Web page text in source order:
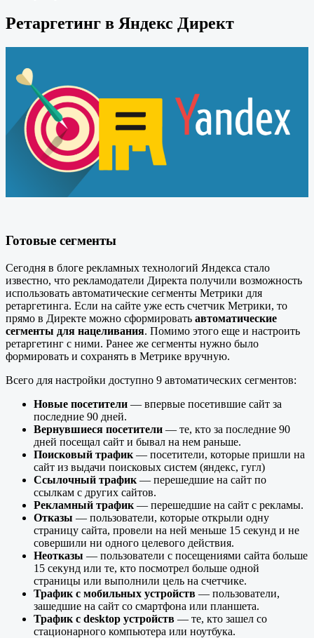
Ретаргетинг в Яндекс Директ
Готовые сегменты
Сегодня в блоге рекламных технологий Яндекса стало
известно, что рекламодатели Директа получили возможность
использовать автоматические сегменты Метрики для
ретаргетинга. Если на сайте уже есть счетчик Метрики, то
прямо в Директе можно сформировать автоматические
сегменты для нацеливания. Помимо этого еще и настроить
ретаргетинг с ними. Ранее же сегменты нужно было
формировать и сохранять в Метрике вручную.
Всего для настройки доступно 9 автоматических сегментов:
Новые посетители — впервые посетившие сайт за
последние 90 дней.
Вернувшиеся посетители — те, кто за последние 90
дней посещал сайт и бывал на нем раньше.
Поисковый трафик — посетители, которые пришли на
сайт из выдачи поисковых систем (яндекс, гугл)
Ссылочный трафик — перешедшие на сайт по
ссылкам с других сайтов.
Рекламный трафик — перешедшие на сайт с рекламы.
Отказы — пользователи, которые открыли одну
страницу сайта, провели на ней меньше 15 секунд и не
совершили ни одного целевого действия.
Неотказы — пользователи с посещениями сайта больше
15 секунд или те, кто посмотрел больше одной
страницы или выполнили цель на счетчике.
Трафик с мобильных устройств — пользователи,
зашедшие на сайт со смартфона или планшета.
Трафик с desktop устройств — те, кто зашел со
стационарного компьютера или ноутбука.